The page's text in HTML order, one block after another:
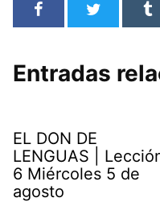
Entradas
EL DON DE
LENGUAS |
6 Miércoles 5 de
agosto